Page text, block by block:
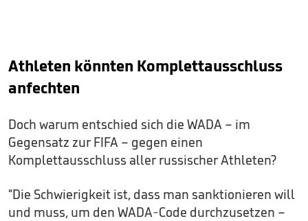
Athleten könnten Komplettausschluss
anfechten
Doch warum entschied sich die WADA – im
Gegensatz zur FIFA – gegen einen
Komplettausschluss aller russischer Athleten?
"Die Schwierigkeit ist, dass man sanktionieren will
und muss, um den WADA-Code durchzusetzen –